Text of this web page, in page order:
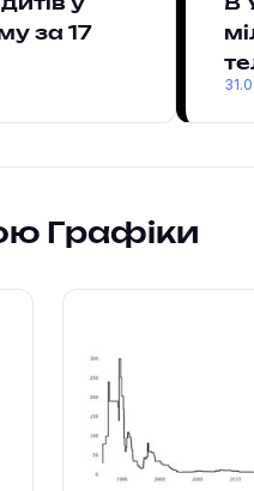
за 17
Графіки